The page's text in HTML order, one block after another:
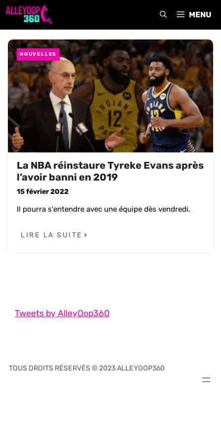
Aller
MENU
NOUVELLES
La NBA réinstaure Tyreke Evans après
l’avoir banni en 2019
15 février 2022
Il pourra s'entendre avec une équipe dès vendredi.
LIRE LA SUITE
Tweets by AlleyOop360
TOUS DROITS RÉSERVÉS © 2023 ALLEYOOP360